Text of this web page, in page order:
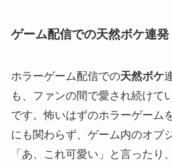
ゲーム配信での天然ボケ連発
ホラーゲーム配信での天然ボケ
も、ファンの間で愛され続けて
です。怖いはずのホラーゲーム
にも関わらず、ゲーム内のオブ
「あ、これ可愛い」と言ったり